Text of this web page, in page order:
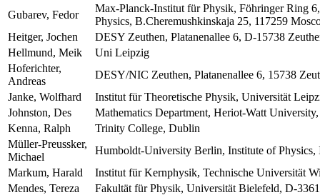
Gubarev, Fedor
Max-Planck-Institut für Physik, Föhringer Ring
Physics, B.Cheremushkinskaja 25, 117259
Heitger, Jochen
DESY Zeuthen, Platanenallee 6, D-15738
Hellmund, Meik
Uni Leipzig
Hoferichter,
Andreas
DESY/NIC Zeuthen, Platanenallee 6, 15738
Janke, Wolfhard
Institut für Theoretische Physik, Universität
Johnston, Des
Mathematics Department, Heriot-Watt
Kenna, Ralph
Trinity College, Dublin
Müller-Preussker,
Michael
Humboldt-University Berlin, Institute of Physics,
Markum, Harald
Institut für Kernphysik, Technische Universität
Mendes, Tereza
Fakultät für Physik, Universität Bielefeld, D-